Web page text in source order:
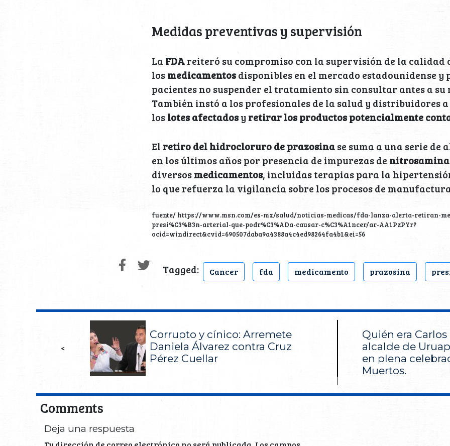
Medidas preventivas y supervisión
La FDAreiteró su compromiso con la supervisión de la calidad
losmedicamentosdisponibles en el mercado estadounidense y
pacientes no suspender el tratamiento sin consultar antes a su
También instó a los profesionales de la salud y distribuidores
loslotes afectadosy retirar los productos potencialmente
El retiro del hidrocloruro de prazosinase suma a una serie de
en los últimos años por presencia de impurezas de
diversosmedicamentos, incluidas terapias para la
lo que refuerza la vigilancia sobre los procesos de
fuente/ https://www.msn.com/es-mx/salud/noticias-medicas/fda-lanza-alerta-retiran-
presi%C3%B3n-arterial-que-podr%C3%ADa-causar-c%C3%A1ncer/ar-AA1PzPYr?
ocid=windirect&cvid=690507daba9a4388a4c4ed98264fa4b1&ei=56
Tagged: Cancer fda medicamento prazosina
<
Corrupto y cínico: Arremete
Daniela Álvarez contra Cruz
Pérez Cuellar
Quién era Carlos
alcalde de
en plena
Muertos.
Comments
Deja una respuesta